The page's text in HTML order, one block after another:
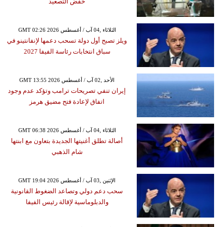
GMT 02:26 2026 الثلاثاء ,04 آب / أغسطس
ويلز تصبح أول دولة تسحب دعمها لإنفانتينو في
سباق انتخابات رئاسة الفيفا 2027
GMT 13:55 2026 الأحد ,02 آب / أغسطس
إيران تنفي تصريحات ترامب وتؤكد عدم وجود
اتفاق لإعادة فتح مضيق هرمز
GMT 06:38 2026 الثلاثاء ,04 آب / أغسطس
أصالة تطلق أغنيتها الجديدة بتعاون مع ابنتها
شام الذهبي
GMT 19:04 2026 الإثنين ,03 آب / أغسطس
سحب دعم دولي وتصاعد الضغوط القانونية
والدبلوماسية لإقالة رئيس الفيفا